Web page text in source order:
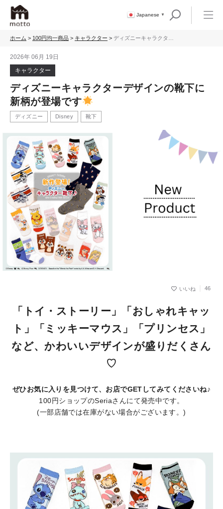
Japanese ▼
ホーム > 100円均一商品 > キャラクター > ディズニーキャラクター
2026年 06月 19日
キャラクター
ディズニーキャラクターデザインの靴下に
新柄が登場です
ディズニー Disney 靴下
46
「トイ・ストーリー」「おしゃれキャッ
ト」「ミッキーマウス」「プリンセス」
など、かわいいデザインが盛りだくさん
♡
ぜひお気に入りを見つけて、お店でGETしてみてくださいね♪
100円ショップのSeriaさんにて発売中です。
(一部店舗では在庫がない場合がございます。)